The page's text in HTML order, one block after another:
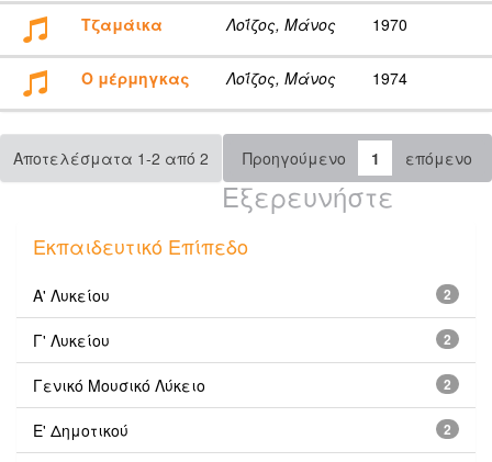
Τζαμάικα
Λοΐζος, Μάνος 1970
Ο μέρμηγκας Λοΐζος, Μάνος 1974
Αποτελέσματα 1-2 από 2 Προηγούμενο 1 επόμενο
Εξερευνήστε
Εκπαιδευτικό Επίπεδο
2
Α' Λυκείου
2
Γ' Λυκείου
2
Γενικό Μουσικό Λύκειο
2
Ε' Δημοτικού